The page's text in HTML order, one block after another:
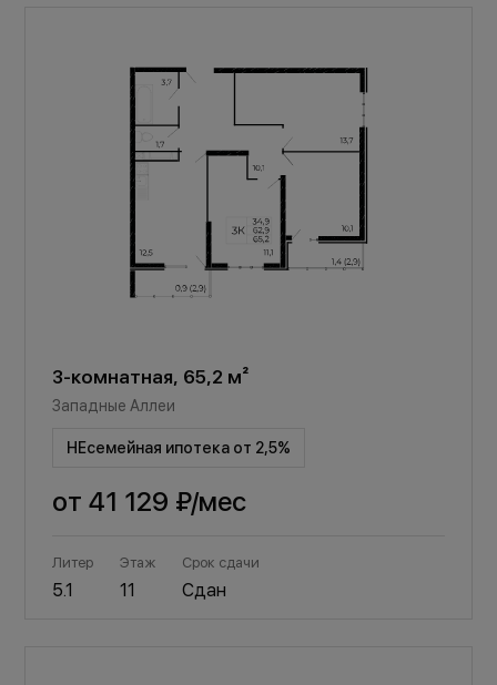
3-комнатная, 65,2 м²
Западные Аллеи
НЕсемейная ипотека от 2,5%
от41 129 ₽/мес
Литер
5.1
Этаж
11
Срок сдачи
Сдан